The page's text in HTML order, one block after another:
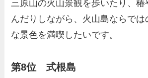
三原山の火山景観を歩いたり、椿
んだりしながら、火山島ならでは
な景色を満喫したいです。
第8位 式根島